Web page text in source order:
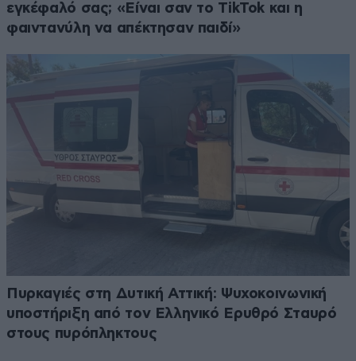
εγκέφαλό σας; «Είναι σαν το TikTok και η
φαιντανύλη να απέκτησαν παιδί»
Πυρκαγιές στη Δυτική Αττική: Ψυχοκοινωνική
υποστήριξη από τον Ελληνικό Ερυθρό Σταυρό
στους πυρόπληκτους